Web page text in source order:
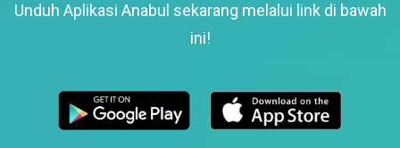
Unduh Aplikasi Anabul sekarang melalui link di bawah
ini!